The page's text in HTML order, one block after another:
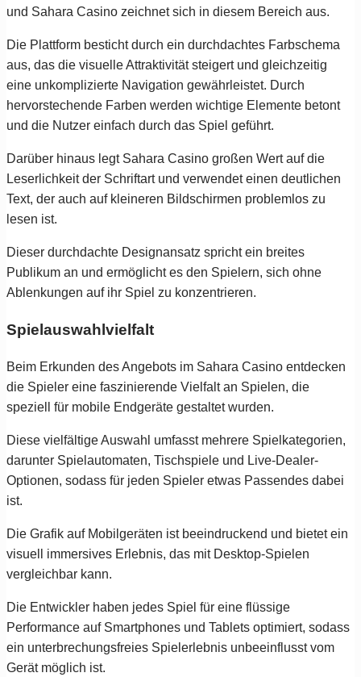
und Sahara Casino zeichnet sich in diesem Bereich aus.
Die Plattform besticht durch ein durchdachtes Farbschema
aus, das die visuelle Attraktivität steigert und gleichzeitig
eine unkomplizierte Navigation gewährleistet. Durch
hervorstechende Farben werden wichtige Elemente betont
und die Nutzer einfach durch das Spiel geführt.
Darüber hinaus legt Sahara Casino großen Wert auf die
Leserlichkeit der Schriftart und verwendet einen deutlichen
Text, der auch auf kleineren Bildschirmen problemlos zu
lesen ist.
Dieser durchdachte Designansatz spricht ein breites
Publikum an und ermöglicht es den Spielern, sich ohne
Ablenkungen auf ihr Spiel zu konzentrieren.
Spielauswahlvielfalt
Beim Erkunden des Angebots im Sahara Casino entdecken
die Spieler eine faszinierende Vielfalt an Spielen, die
speziell für mobile Endgeräte gestaltet wurden.
Diese vielfältige Auswahl umfasst mehrere Spielkategorien,
darunter Spielautomaten, Tischspiele und Live-Dealer-
Optionen, sodass für jeden Spieler etwas Passendes dabei
ist.
Die Grafik auf Mobilgeräten ist beeindruckend und bietet ein
visuell immersives Erlebnis, das mit Desktop-Spielen
vergleichbar kann.
Die Entwickler haben jedes Spiel für eine flüssige
Performance auf Smartphones und Tablets optimiert, sodass
ein unterbrechungsfreies Spielerlebnis unbeeinflusst vom
Gerät möglich ist.